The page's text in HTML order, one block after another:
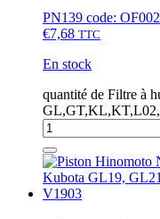
PN139 code:
€7,68 TTC
En stock
quantité de Filtre à